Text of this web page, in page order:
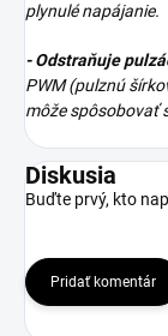
plynulé napájanie.
- Odstraňuje
PWM (pulznú
môže spôsobovať
Diskusia
Buďte prvý, kto
Pridať komentár